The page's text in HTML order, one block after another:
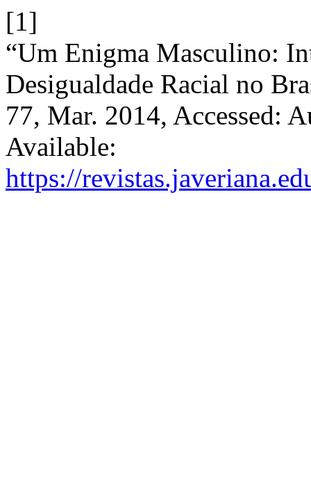
[1]
“Um Enigma Masculino:
Desigualdade Racial no
77, Mar. 2014, Accessed:
Available:
https://